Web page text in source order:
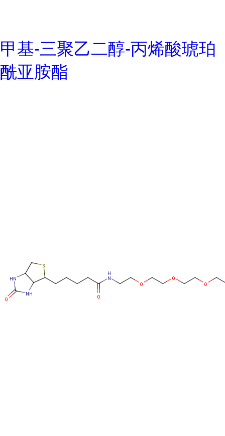
甲基-三聚乙二醇-丙烯酸琥珀
酰亚胺酯